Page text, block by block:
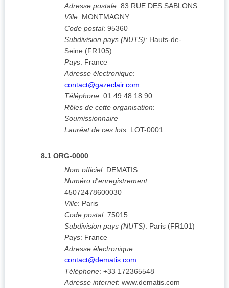
Adresse postale: 83 RUE DES SABLONS
Ville: MONTMAGNY
Code postal: 95360
Subdivision pays (NUTS): Hauts-de-
Seine (FR105)
Pays: France
Adresse électronique:
contact@gazeclair.com
Téléphone: 01 49 48 18 90
Rôles de cette organisation:
Soumissionnaire
Lauréat de ces lots: LOT-0001
8.1 ORG-0000
Nom officiel: DEMATIS
Numéro d'enregistrement:
45072478600030
Ville: Paris
Code postal: 75015
Subdivision pays (NUTS): Paris (FR101)
Pays: France
Adresse électronique:
contact@dematis.com
Téléphone: +33 172365548
Adresse internet: www.dematis.com